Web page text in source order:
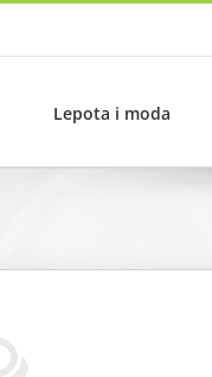
Lepota i moda